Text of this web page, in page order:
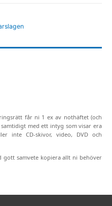
får ni 1 ex av nothäftet (och
med ett intyg som visar era
inte CD-skivor, video, DVD och
gott samvete kopiera allt ni behöver